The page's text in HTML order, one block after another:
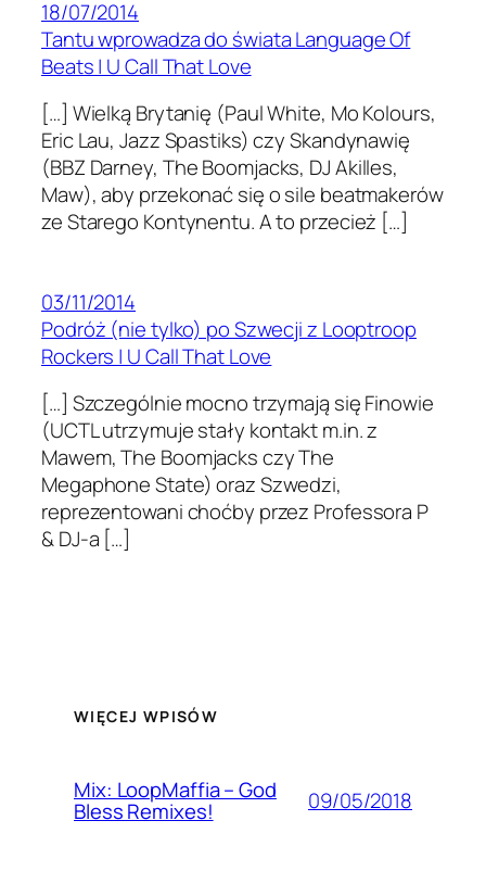
18/07/2014
Tantu wprowadza do świata Language Of
Beats | U Call That Love
[…] Wielką Brytanię (Paul White, Mo Kolours,
Eric Lau, Jazz Spastiks) czy Skandynawię
(BBZ Darney, The Boomjacks, DJ Akilles,
Maw), aby przekonać się o sile beatmakerów
ze Starego Kontynentu. A to przecież […]
03/11/2014
Podróż (nie tylko) po Szwecji z Looptroop
Rockers | U Call That Love
[…] Szczególnie mocno trzymają się Finowie
(UCTL utrzymuje stały kontakt m.in. z
Mawem, The Boomjacks czy The
Megaphone State) oraz Szwedzi,
reprezentowani choćby przez Professora P
& DJ-a […]
WIĘCEJ WPISÓW
Mix: LoopMaffia – God
Bless Remixes! 09/05/2018